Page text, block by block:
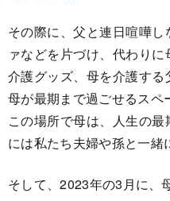
その際に、父と連日喧嘩
ァなどを片づけ、代わり
介護グッズ、母を介護する
母が最期まで過ごせるスペ
この場所で母は、人生の
には私たち夫婦や孫と一緒
そして、2023年の3月に、